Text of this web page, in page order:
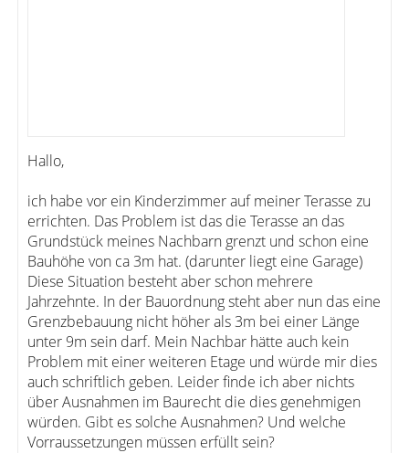
Hallo,
ich habe vor ein Kinderzimmer auf meiner Terasse zu
errichten. Das Problem ist das die Terasse an das
Grundstück meines Nachbarn grenzt und schon eine
Bauhöhe von ca 3m hat. (darunter liegt eine Garage)
Diese Situation besteht aber schon mehrere
Jahrzehnte. In der Bauordnung steht aber nun das eine
Grenzbebauung nicht höher als 3m bei einer Länge
unter 9m sein darf. Mein Nachbar hätte auch kein
Problem mit einer weiteren Etage und würde mir dies
auch schriftlich geben. Leider finde ich aber nichts
über Ausnahmen im Baurecht die dies genehmigen
würden. Gibt es solche Ausnahmen? Und welche
Vorraussetzungen müssen erfüllt sein?